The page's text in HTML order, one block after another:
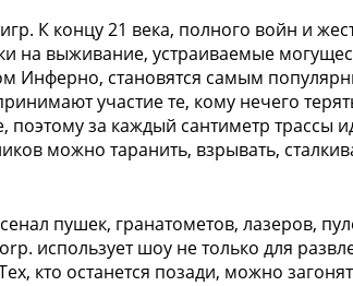
К концу 21 века, полного войн и
на выживание, устраиваемые
Инферно, становятся самым
участие те, кому нечего
поэтому за каждый сантиметр трассы
можно таранить, взрывать,
пушек, гранатометов, лазеров,
использует шоу не только для
кто останется позади, можно